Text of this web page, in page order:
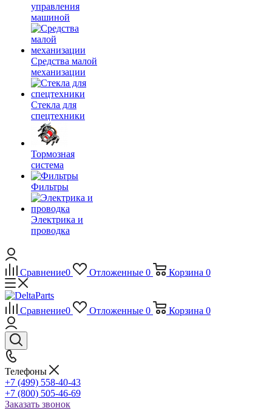
управления
машиной
Средства малой
механизации
Стекла для
спецтехники
Тормозная
система
Фильтры
Электрика и
проводка
Сравнение0 Отложенные 0 Корзина 0
Сравнение0 Отложенные 0 Корзина 0
Телефоны
+7 (499) 558-40-43
+7 (800) 505-46-69
Заказать звонок